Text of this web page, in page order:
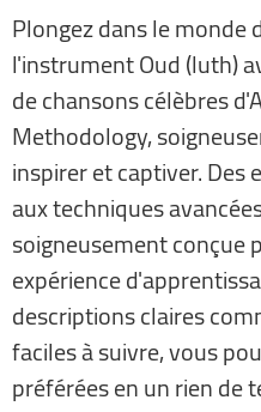
Plongez dans le monde
l'instrument Oud (luth)
de chansons célèbres
Methodology,
inspirer et captiver.
aux techniques
soigneusement conçue
expérience
descriptions claires
faciles à suivre, vous
préférées en un rien de